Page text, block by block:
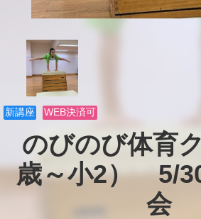
新講座 WEB決済可
のびのび体育
歳～小2）　5/
会